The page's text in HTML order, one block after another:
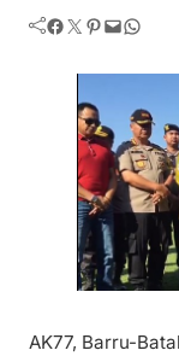
Facebook Twitter Pinterest Mail WhatsApp
AK77, Barru-